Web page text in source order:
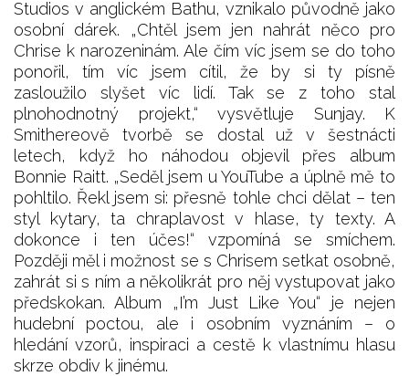
Studios v anglickém Bathu, vznikalo původně jako
osobní dárek. „Chtěl jsem jen nahrát něco pro
Chrise k narozeninám. Ale čím víc jsem se do toho
ponořil, tím víc jsem cítil, že by si ty písně
zasloužilo slyšet víc lidí. Tak se z toho stal
plnohodnotný projekt,“ vysvětluje Sunjay. K
Smithereově tvorbě se dostal už v šestnácti
letech, když ho náhodou objevil přes album
Bonnie Raitt. „Seděl jsem u YouTube a úplně mě to
pohltilo. Řekl jsem si: přesně tohle chci dělat – ten
styl kytary, ta chraplavost v hlase, ty texty. A
dokonce i ten účes!“ vzpomíná se smíchem.
Později měl i možnost se s Chrisem setkat osobně,
zahrát si s ním a několikrát pro něj vystupovat jako
předskokan. Album „I’m Just Like You“ je nejen
hudební poctou, ale i osobním vyznáním – o
hledání vzorů, inspiraci a cestě k vlastnímu hlasu
skrze obdiv k jinému.